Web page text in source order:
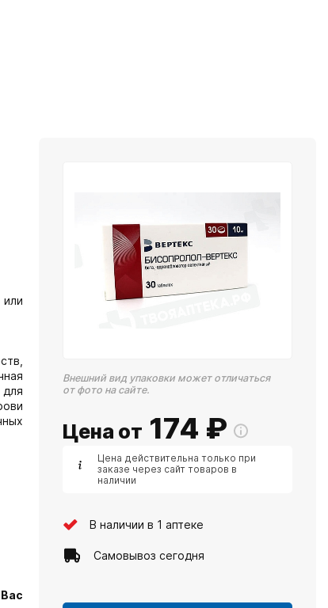
Внешний вид упаковки может отличаться
от фото на сайте.
Цена от 174 ₽
Цена действительна только при
заказе через сайт товаров в
наличии
В наличии в 1 аптеке
Самовывоз сегодня